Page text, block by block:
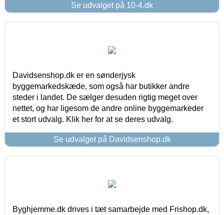
Se udvalget på 10-4.dk
Davidsenshop.dk er en sønderjysk
byggemarkedskæde, som også har butikker andre
steder i landet. De sælger desuden rigtig meget over
nettet, og har ligesom de andre online byggemarkeder
et stort udvalg. Klik her for at se deres udvalg.
Se udvalget på Davidsenshop.dk
Byghjemme.dk drives i tæt samarbejde med Frishop.dk,